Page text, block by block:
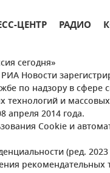
ЦЕНТР РАДИО
сегодня»
Новости
по надзору в сфере
технологий и
апреля 2014 года.
Cookie и
(ред. 2023
рекомендательных